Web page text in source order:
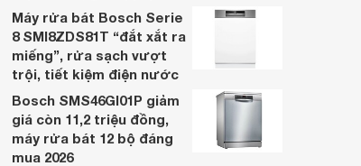
Giá từ 222.200 đ
Có 8 nơi bán
Máy rửa bát Bosch Serie
8 SMI8ZDS81T “đắt xắt ra
miếng”, rửa sạch vượt
trội, tiết kiệm điện nước
Bosch SMS46GI01P giảm
giá còn 11,2 triệu đồng,
máy rửa bát 12 bộ đáng
mua 2026